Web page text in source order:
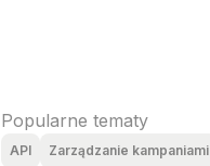
Popularne tematy
API Zarządzanie kampaniami